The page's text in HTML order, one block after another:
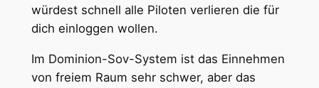
würdest schnell alle Piloten verlieren die für
dich einloggen wollen.
Im Dominion-Sov-System ist das Einnehmen
von freiem Raum sehr schwer, aber das